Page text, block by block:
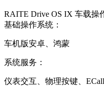
RAITE Drive OS IX 车载操
基础操作系统：
车机版安卓、鸿蒙
系统服务：
仪表交互、物理按键、